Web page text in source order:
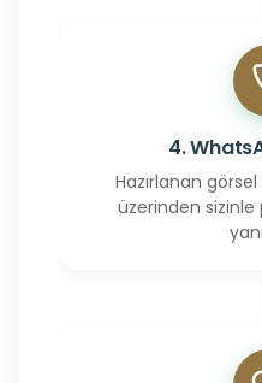
4.
Hazırlanan
üzerinden sizinle